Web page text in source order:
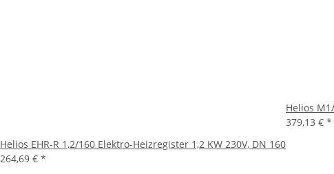
Helios EHR-R 1,2/160 Elektro-Heizregister 1,2 KW 230V, DN 160
264,69 € *
Helios
379,13 € *